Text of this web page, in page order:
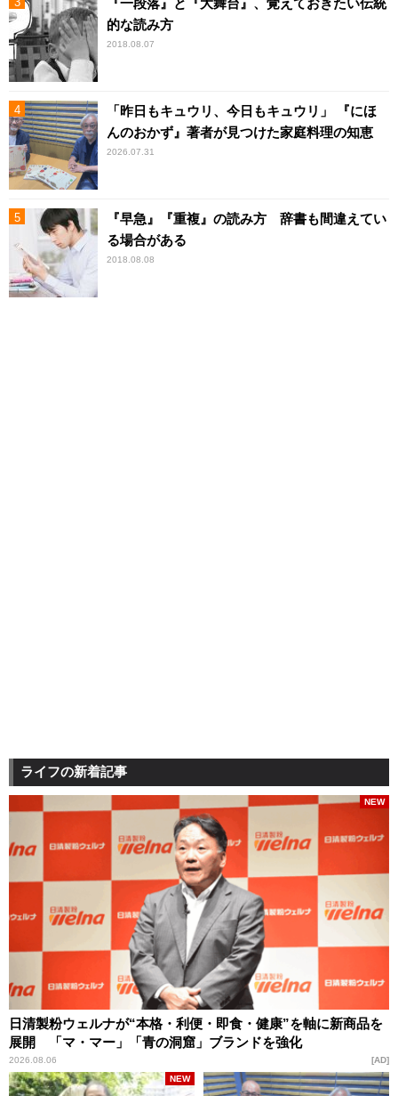
『一段落』と『大舞台』、覚えておきたい伝統
的な読み方
2018.08.07
「昨日もキュウリ、今日もキュウリ」 『にほ
んのおかず』著者が見つけた家庭料理の知恵
2026.07.31
『早急』『重複』の読み方 辞書も間違えてい
る場合がある
2018.08.08
ライフの新着記事
日清製粉ウェルナが“本格・利便・即食・健康”を軸に新商品を
展開 「マ・マー」「青の洞窟」ブランドを強化
2026.08.06
NEW
AD
NEW